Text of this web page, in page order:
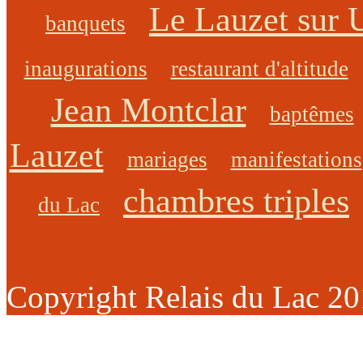
banquets Le Lauzet sur
inaugurations restaurant d'altitude
Jean Montclar baptêmes
Lauzet mariages
manifestations
du Lac
chambres triples
Copyright Relais du Lac